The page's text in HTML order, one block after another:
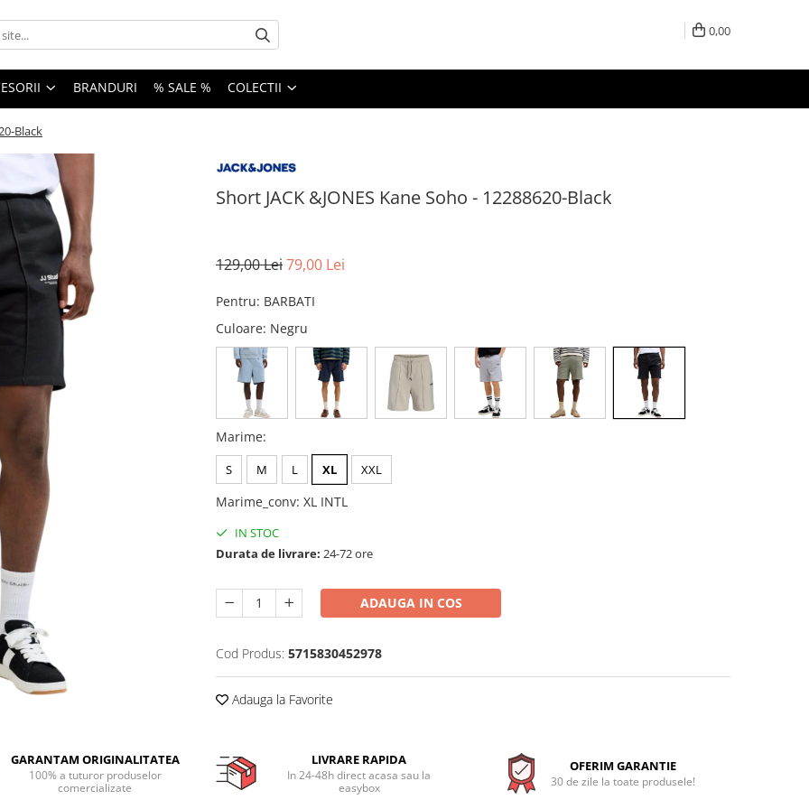
0,00
BRANDURI % SALE % COLECTII
Black
Short JACK &JONES Kane Soho - 12288620-Black
129,00 Lei79,00 Lei
Pentru: BARBATI
Culoare: Negru
Marime:
S M L XL XXL
Marime_conv: XL INTL
IN STOC
Durata de livrare: 24-72 ore
ADAUGA IN COS
Cod Produs: 5715830452978
Adauga la Favorite
GARANTAM ORIGINALITATEA
100% a tuturor produselor
comercializate
LIVRARE RAPIDA
In 24-48h direct acasa sau la
easybox
OFERIM GARANTIE
30 de zile la toate produsele!